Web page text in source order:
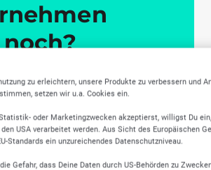
dich
wo
nach
zu erleichtern, unsere Produkte zu verbessern und
setzen wir u.a. Cookies ein.
oder Marketingzwecken akzeptierst, willigst Du
USA verarbeitet werden. Aus Sicht des Europäischen
Standards ein unzureichendes Datenschutzniveau.
Gefahr, dass Deine Daten durch US-Behörden zu